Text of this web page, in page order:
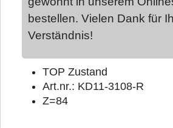
bestellen. Vielen Dank für
Verständnis!
TOP Zustand
Art.nr.: KD11-3108-R
Z=84